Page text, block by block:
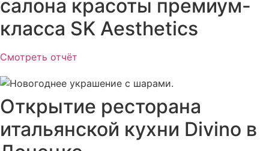
салона красоты премиум-
класса SK Aesthetics
Смотреть отчёт
Открытие ресторана
итальянской кухни Divino в